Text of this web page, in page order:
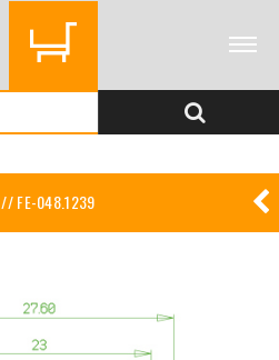
// FE-048.1239